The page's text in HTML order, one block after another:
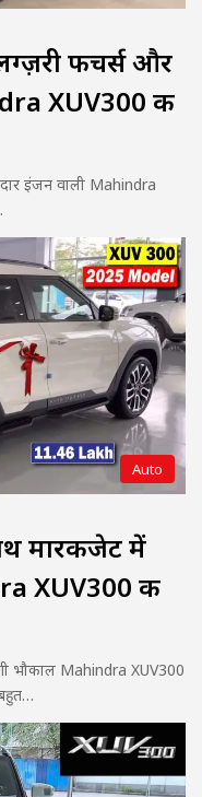
फीचर्स और
XUV300 की
इंजन वाली Mahindra
Auto
मारकजेट में
XUV300 की
भौकाल Mahindra XUV300